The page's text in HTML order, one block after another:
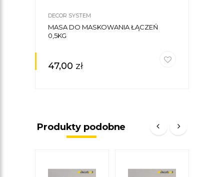
DECOR SYSTEM
MASA DO MASKOWANIA ŁĄCZEŃ
0,5KG
47,00 zł
Produkty podobne